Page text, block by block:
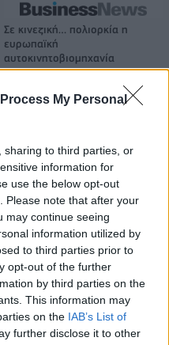
My Personal
sharing to third parties, or
information for
use the below opt-out
Please note that after your
may continue seeing
information utilized by
to third parties prior to
opt-out of the further
by third parties on the
This information may
on the IAB’s List of
further disclose it to other
Σε κινεζική… πολιορκία η
ευρωπαϊκή
αυτοκινητοβιομηχανία
της αποδοτικότητας
Γιαννακόπουλος: «Όταν σου
ρίχνουν μια πέτρα, τους
καταστρέφεις» (vid)
τον Ιούλιο